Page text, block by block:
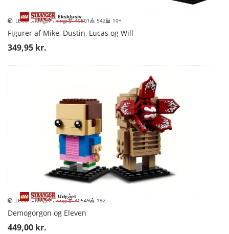
Eksklusiv
LEGO Stranger Things 40801 542 10+
Figurer af Mike, Dustin, Lucas og Will
349,95 kr.
Udgået
LEGO Stranger Things 40549 192
Demogorgon og Eleven
449,00 kr.